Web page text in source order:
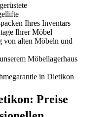
Ihres Inventars
Ihrer Möbel
von alten Möbeln und
Möbellagerhaus
in Dietikon
Preise